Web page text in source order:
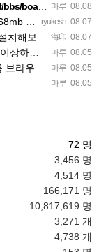
마루 08.08
ryukesh 08.07
에뮬레…
海印 08.07
도 덥고.....…
마루 08.05
같은데요.
마루 08.05
해 보세요
마루 08.05
72 명
3,456 명
4,514 명
166,171 명
10,817,619 명
3,271 개
4,738 개